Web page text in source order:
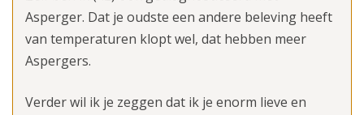
Asperger. Dat je oudste een andere beleving heeft
van temperaturen klopt wel, dat hebben meer
Aspergers.
Verder wil ik je zeggen dat ik je enorm lieve en